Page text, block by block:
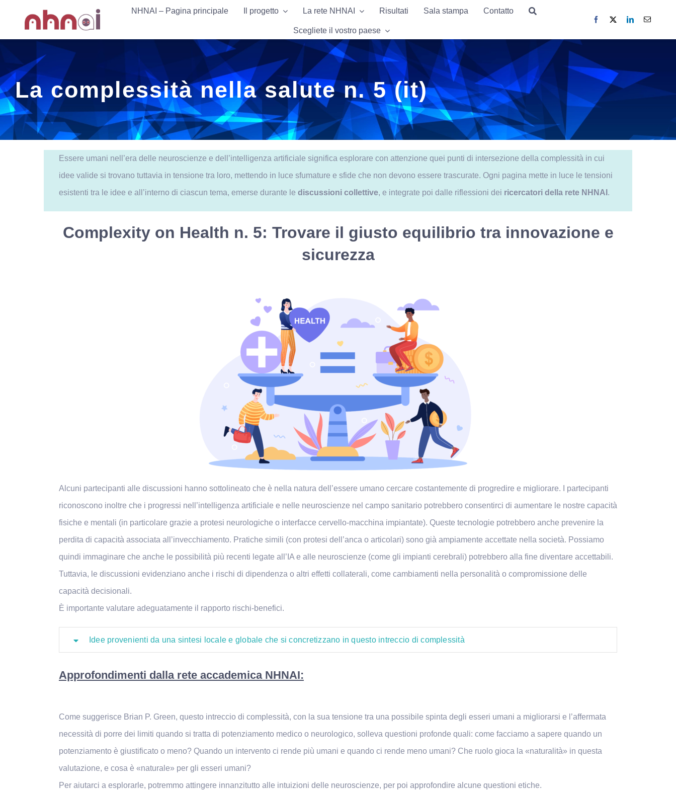
content
NHNAI – Pagina principale Il progetto La rete NHNAI Risultati Sala stampa Contatto
Scegliete il vostro paese
NHNAI – Pagina principale Il progetto La rete NHNAI Risultati Sala stampa Contatto
Scegliete il vostro paese
La complessità nella salute n. 5 (it)
Essere umani nell’era delle neuroscienze e dell’intelligenza artificiale significa esplorare con attenzione quei punti di intersezione della complessità in cui
idee valide si trovano tuttavia in tensione tra loro, mettendo in luce sfumature e sfide che non devono essere trascurate. Ogni pagina mette in luce le tensioni
esistenti tra le idee e all’interno di ciascun tema, emerse durante le discussioni collettive, e integrate poi dalle riflessioni dei ricercatori della rete NHNAI .
Complexity on Health n. 5: Trovare il giusto equilibrio tra innovazione e
sicurezza
Alcuni partecipanti alle discussioni hanno sottolineato che è nella natura dell’essere umano cercare costantemente di progredire e migliorare. I partecipanti
riconoscono inoltre che i progressi nell’intelligenza artificiale e nelle neuroscienze nel campo sanitario potrebbero consentirci di aumentare le nostre capacità
fisiche e mentali (in particolare grazie a protesi neurologiche o interfacce cervello-macchina impiantate). Queste tecnologie potrebbero anche prevenire la
perdita di capacità associata all’invecchiamento. Pratiche simili (con protesi dell’anca o articolari) sono già ampiamente accettate nella società. Possiamo
quindi immaginare che anche le possibilità più recenti legate all’IA e alle neuroscienze (come gli impianti cerebrali) potrebbero alla fine diventare accettabili.
Tuttavia, le discussioni evidenziano anche i rischi di dipendenza o altri effetti collaterali, come cambiamenti nella personalità o compromissione delle
capacità decisionali.
È importante valutare adeguatamente il rapporto rischi-benefici.
Idee provenienti da una sintesi locale e globale che si concretizzano in questo intreccio di complessità
Approfondimenti dalla rete accademica NHNAI:
Come suggerisce Brian P. Green, questo intreccio di complessità, con la sua tensione tra una possibile spinta degli esseri umani a migliorarsi e l’affermata
necessità di porre dei limiti quando si tratta di potenziamento medico o neurologico, solleva questioni profonde quali: come facciamo a sapere quando un
potenziamento è giustificato o meno? Quando un intervento ci rende più umani e quando ci rende meno umani? Che ruolo gioca la «naturalità» in questa
valutazione, e cosa è «naturale» per gli esseri umani?
Per aiutarci a esplorarle, potremmo attingere innanzitutto alle intuizioni delle neuroscienze, per poi approfondire alcune questioni etiche.